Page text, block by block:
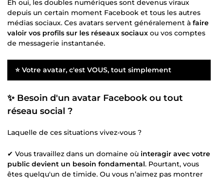
Eh oui, les doubles numériques sont devenus viraux
depuis un certain moment Facebook et tous les autres
médias sociaux. Ces avatars servent généralement à faire
valoir vos profils sur les réseaux sociaux ou vos comptes
de messagerie instantanée.
⭐ Votre avatar, c'est VOUS, tout simplement
✨ Besoin d'un avatar Facebook ou tout
réseau social ?
Laquelle de ces situations vivez-vous ?
✔ Vous travaillez dans un domaine où interagir avec votre
public devient un besoin fondamental. Pourtant, vous
êtes quelqu'un de timide. Ou vous n’aimez pas montrer